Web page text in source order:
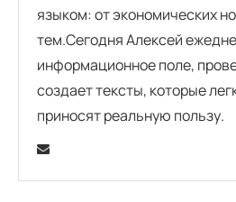
языком: от экономических
тем.Сегодня Алексей
информационное поле,
создает тексты, которые
приносят реальную пользу.